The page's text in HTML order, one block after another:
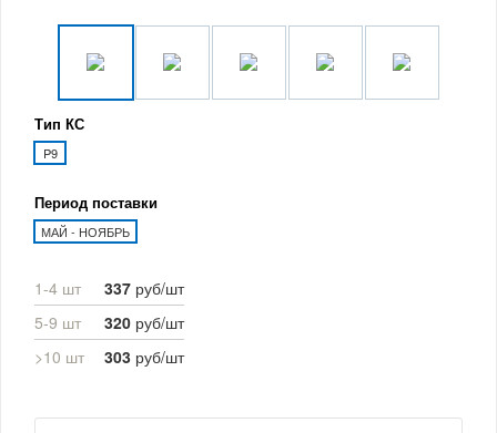
Тип КС
P9
Период поставки
МАЙ - НОЯБРЬ
1-4 шт 337 руб/шт
5-9 шт
320 руб/шт
>10 шт
303 руб/шт